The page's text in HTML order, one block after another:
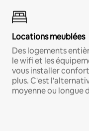
Locations meublées
Des logements
le wifi et les
vous installer
plus. C'est
moyenne ou longue